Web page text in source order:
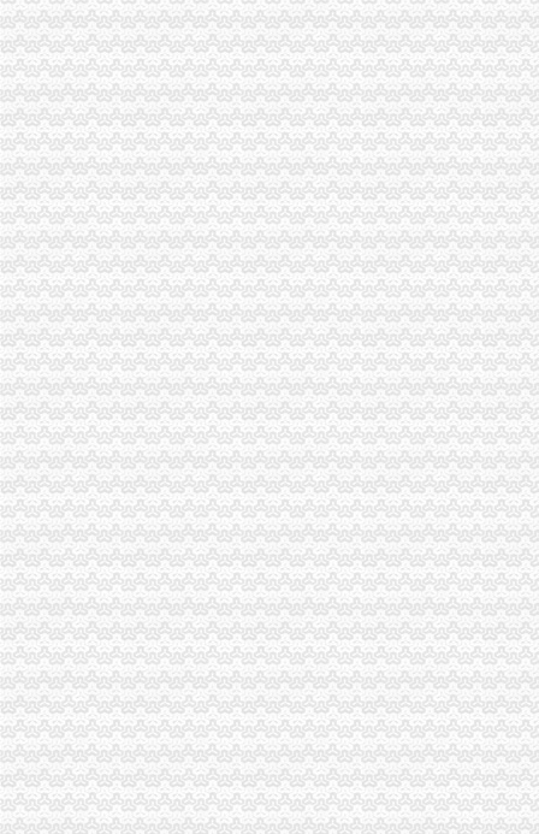
潼南局开展夏季饮料市重庆公司注销场专项整取得实效
城口县庙坝场镇部分受灾商户已恢复营业
南川区出台实施意见大力发展微型企业
潼南局重庆分公司注销发挥合同监管职能大力发展订单农业助推农户万元增收
应对端高温天气 江北局构筑“五道防线”重庆税务注销加全市大食品批发市场食
全市重庆分公司注销7月份个体经济领域就业再就业工作况
潼南局推行九项制度构建农资市重庆代办公司场监管长效机制
忠县局注重“三大效应”重庆营业执照注销参加青年人才论坛活动取得实效
巴南局发挥职能作用促进市重庆公司注销场主体发展成效明显
“尚蔬坊”重庆代办公司被认定为重庆市著名商标
垫江局重庆公司注销电子商务监管培训呈现三大点
綦江局推行“一到两访三个一”重庆公司注销制度促进员在居住地发挥作用
石柱局重庆营业执照注销四举措加保密工作
巴南区区委书记李科对巴南局重庆代办公司《工商专报》作出批示
市局组织人事处支部召开“创先争优”重庆公司注销活动民主生活会
南川区区委书记王永康对南川局重庆营业执照注销专报作出批示
开县局明确“七个必须”重庆分公司注销扎实开展“红盾护民生”执法百日攻坚行动
渝中局重庆分公司注销发挥职能作用帮助企业办理动产押登记融资3亿元
北碚局重庆税务注销多措并举助推微型企业发展
全市重庆分公司注销掀起地理标志申报注册新高潮
市重庆公司注销消处到渝中区检查限塑工作及诚信市场创建活动开展况
秀山局重庆税务注销三项措施积做好户籍制度改革宣工作
涪陵局立足“六个联系”重庆公司注销扎实开展“一讲二评三公示”活动
工商干校多措并举确保微型企业创业培训取得成效
工商干校组织召开全市重庆分公司注销微型企业创业培训教师及班主任联席会议
市重庆公司注销局举行2010年退役士招录
监察室支部激励纪检监察干部争当“五型”重庆税务注销干部
外资处支部召开民主生活会扎实推进“一讲二评三公示”重庆公司注销活动
市重庆代办公司局外资处制定工作规则规范外资登记窗口工作行为
巫溪局完善“三个机制”重庆代办公司提升宣工作水平
开县局“四个一”重庆营业执照注销推进房地产中介市场秩序整工作
云局重庆营业执照注销四轮驱动力促商标品牌发展助农户万元增收